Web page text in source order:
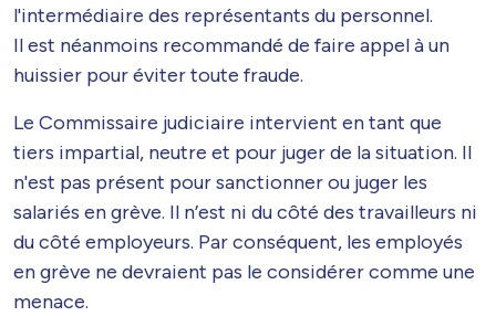
l'intermédiaire des représentants du personnel.
Il est néanmoins recommandé de faire appel à un
huissier pour éviter toute fraude.
Le Commissaire judiciaire intervient en tant que
tiers impartial, neutre et pour juger de la situation. Il
n'est pas présent pour sanctionner ou juger les
salariés en grève. Il n’est ni du côté des travailleurs ni
du côté employeurs. Par conséquent, les employés
en grève ne devraient pas le considérer comme une
menace.